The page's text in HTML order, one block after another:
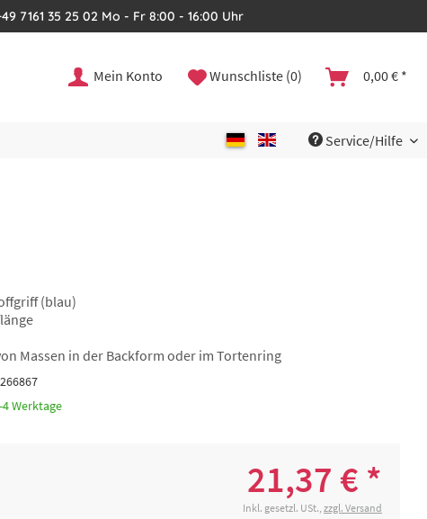
7161 35 25 02 Mo - Fr 8:00 - 16:00 Uhr
Mein Konto Wunschliste (0) 0,00 € *
Service/Hilfe
(blau)
Massen in der Backform oder im Tortenring
4 Werktage
21,37 € *
Inkl. gesetzl. USt., zzgl. Versand